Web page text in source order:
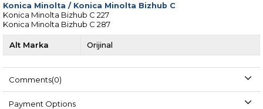
Konica Minolta / Konica Minolta Bizhub C
Konica Minolta Bizhub C 227
Konica Minolta Bizhub C 287
Alt Marka Orijinal
Comments(0)
Payment Options